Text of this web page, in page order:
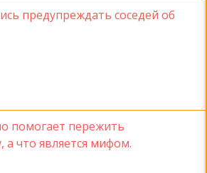
предупреждать соседей об
помогает пережить
а что является мифом.